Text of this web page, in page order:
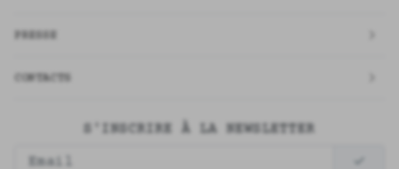
PRESSE
CONTACTS
S'INSCRIRE À LA NEWSLETTER